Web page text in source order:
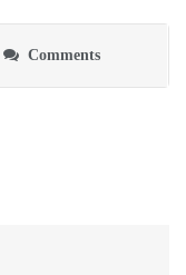
Comments